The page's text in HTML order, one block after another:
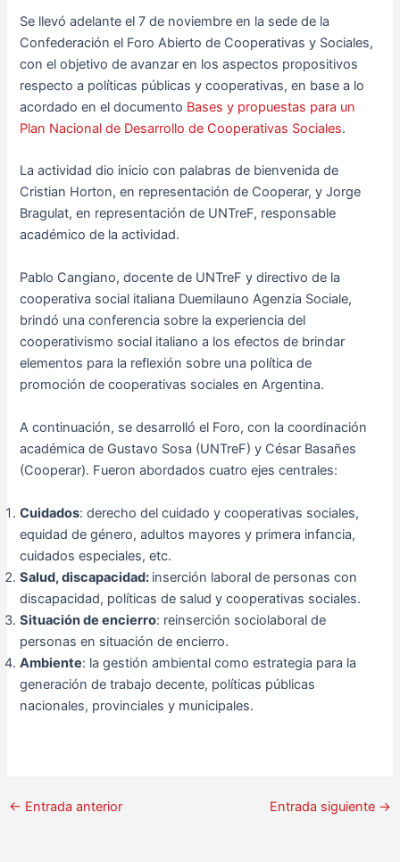
Se llevó adelante el 7 de noviembre en la sede de la
Confederación el Foro Abierto de Cooperativas y Sociales,
con el objetivo de avanzar en los aspectos propositivos
respecto a políticas públicas y cooperativas, en base a lo
acordado en el documento Bases y propuestas para un
Plan Nacional de Desarrollo de Cooperativas Sociales.
La actividad dio inicio con palabras de bienvenida de
Cristian Horton, en representación de Cooperar, y Jorge
Bragulat, en representación de UNTreF, responsable
académico de la actividad.
Pablo Cangiano, docente de UNTreF y directivo de la
cooperativa social italiana Duemilauno Agenzia Sociale,
brindó una conferencia sobre la experiencia del
cooperativismo social italiano a los efectos de brindar
elementos para la reflexión sobre una política de
promoción de cooperativas sociales en Argentina.
A continuación, se desarrolló el Foro, con la coordinación
académica de Gustavo Sosa (UNTreF) y César Basañes
(Cooperar). Fueron abordados cuatro ejes centrales:
Cuidados: derecho del cuidado y cooperativas sociales,
equidad de género, adultos mayores y primera infancia,
cuidados especiales, etc.
Salud, discapacidad: inserción laboral de personas con
discapacidad, políticas de salud y cooperativas sociales.
Situación de encierro: reinserción sociolaboral de
personas en situación de encierro.
Ambiente: la gestión ambiental como estrategia para la
generación de trabajo decente, políticas públicas
nacionales, provinciales y municipales.
← Entrada anterior Entrada siguiente →